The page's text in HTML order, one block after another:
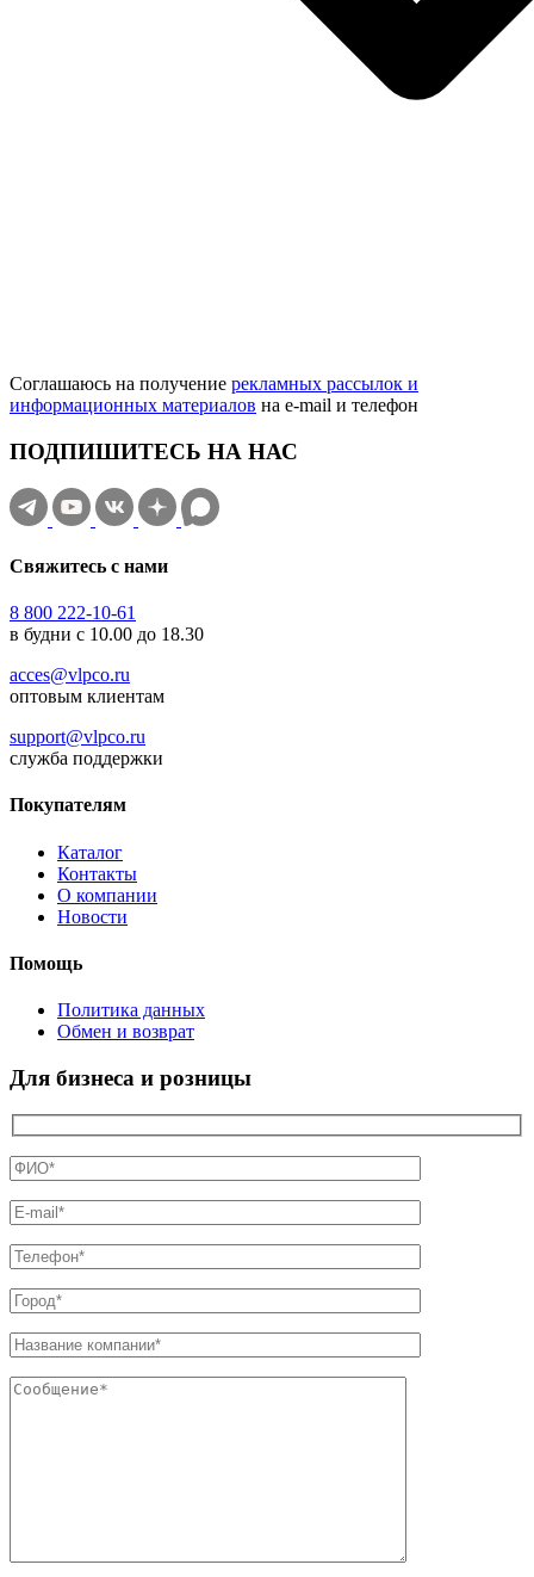
Соглашаюсь на получение рекламных рассылок и
информационных материалов на e‑mail и телефон
ПОДПИШИТЕСЬ НА НАС
Свяжитесь с нами
8 800 222-10-61
в будни с 10.00 до 18.30
acces@vlpco.ru
оптовым клиентам
support@vlpco.ru
служба поддержки
Покупателям
Каталог
Контакты
О компании
Новости
Помощь
Политика данных
Обмен и возврат
Для бизнеса и розницы